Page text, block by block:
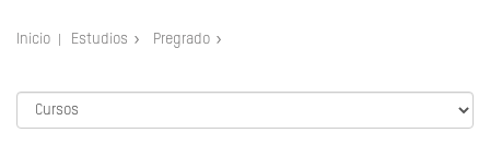
Inicio Estudios Pregrado